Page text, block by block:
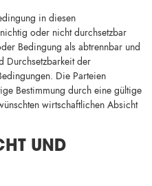
in diesen
oder nicht durchsetzbar
Bedingung als abtrennbar und
Durchsetzbarkeit der
Die Parteien
Bestimmung durch eine gültige
wirtschaftlichen Absicht
UND